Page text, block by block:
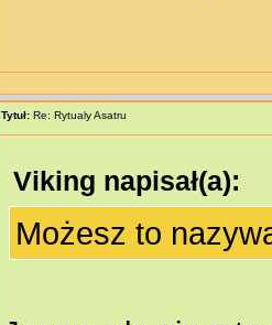
Tytuł: Re: Rytualy Asatru
Viking napisał(a):
Możesz to